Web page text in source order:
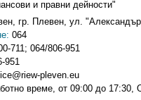
и правни дейности"
гр. Плевен, ул.
064
711; 064/806-951
951
pleven.eu
време, от 09:00 до 17:30,